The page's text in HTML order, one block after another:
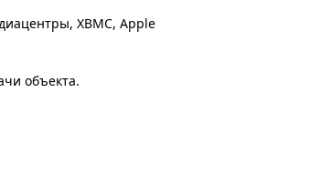
XBMC, Apple
объекта.